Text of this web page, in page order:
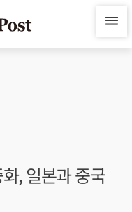
, 일본과 중국